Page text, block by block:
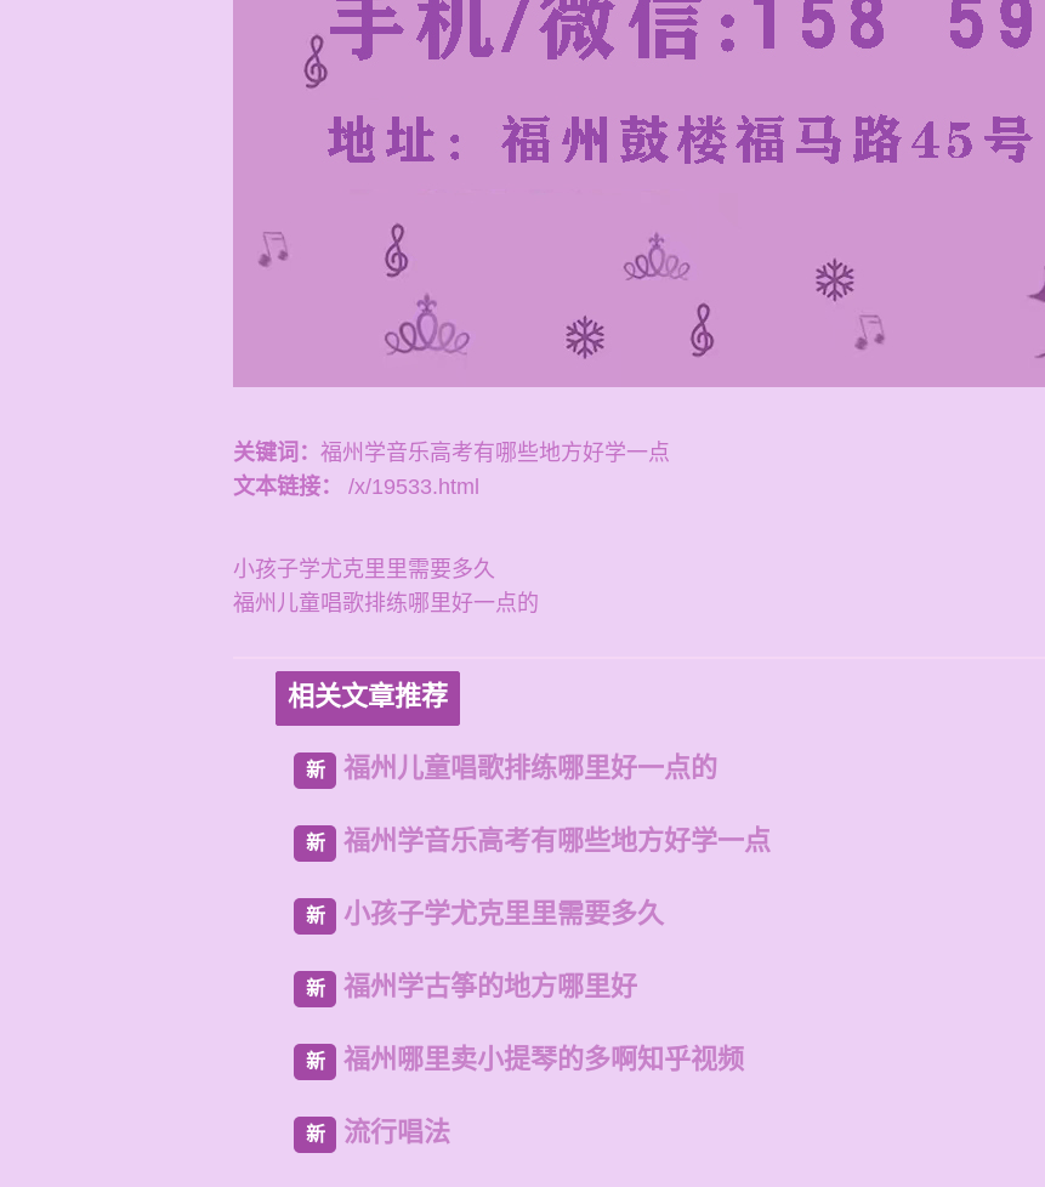
关键词： 福州学音乐高考有哪些地方好学一点
文本链接：
/x/19533.html
小孩子学尤克里里需要多久
福州儿童唱歌排练哪里好一点的
相关文章推荐
新 福州儿童唱歌排练哪里好一点的
新 福州学音乐高考有哪些地方好学一点
新 小孩子学尤克里里需要多久
新 福州学古筝的地方哪里好
新 福州哪里卖小提琴的多啊知乎视频
新 流行唱法